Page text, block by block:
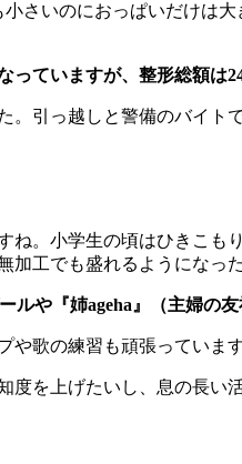
さいのにおっぱいだけは
ていますが、整形総額は
引っ越しと警備のバイト
。小学生の頃はひきこも
工でも盛れるようになっ
や『姉ageha』（主婦の
歌の練習も頑張っていま
を上げたいし、息の長